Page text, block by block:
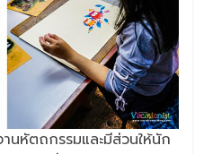
นหัตถกรรมและมีส่วนให้นัก